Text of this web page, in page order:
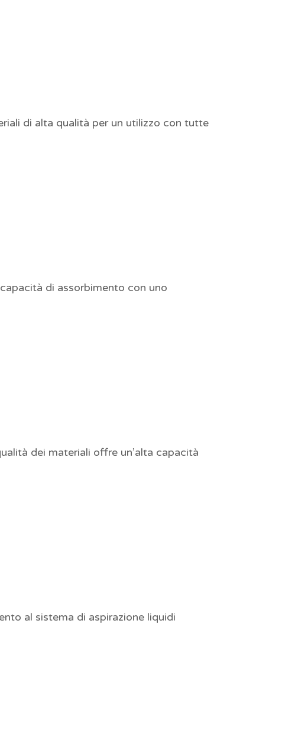
di alta qualità per un utilizzo con tutte
di assorbimento con uno
dei materiali offre un’alta capacità
al sistema di aspirazione liquidi